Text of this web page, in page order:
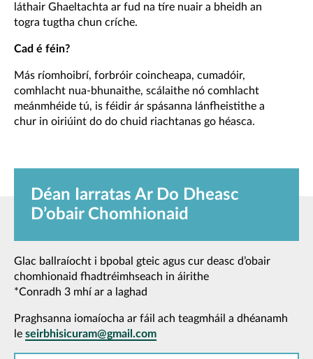
láthair Ghaeltachta ar fud na tíre nuair a bheidh an
togra tugtha chun críche.
Cad é féin?
Más ríomhoibrí, forbróir coincheapa, cumadóir,
comhlacht nua-bhunaithe, scálaithe nó comhlacht
meánmhéide tú, is féidir ár spásanna lánfheistithe a
chur in oiriúint do do chuid riachtanas go héasca.
Déan Iarratas Ar Do Dheasc
D’obair Chomhionaid
Glac ballraíocht i bpobal gteic agus cur deasc d’obair
chomhionaid fhadtréimhseach in áirithe
*Conradh 3 mhí ar a laghad
Praghsanna iomaíocha ar fáil ach teagmháil a dhéanamh
le seirbhisicuram@gmail.com